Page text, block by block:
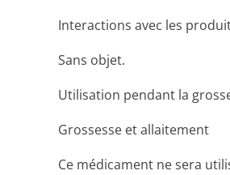
Interactions avec les
Sans objet.
Utilisation pendant la
Grossesse et allaitement
Ce médicament ne sera